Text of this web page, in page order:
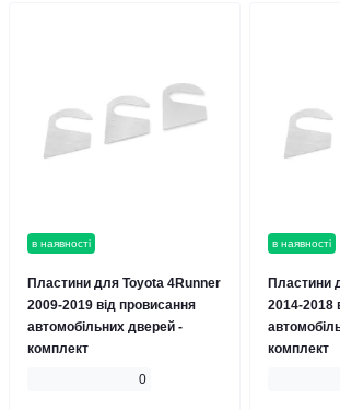
в наявності
Пластини для Toyota 4Runner
2009-2019 від провисання
автомобільних дверей -
комплект
0
в наявності
Пластини
2014-2018
комплект